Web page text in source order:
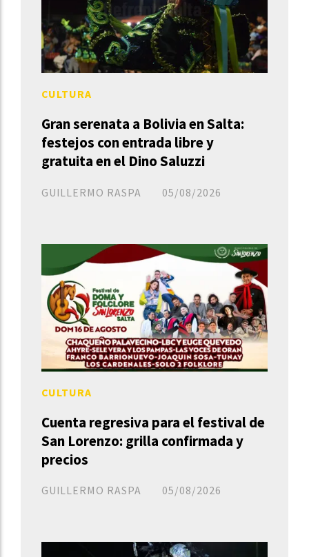
Gran serenata a Bolivia en Salta:
festejos con entrada libre y
gratuita en el Dino Saluzzi
GUILLERMO RASPA
CULTURA
05/08/2026
Cuenta regresiva para el festival de
San Lorenzo: grilla confirmada y
precios
GUILLERMO RASPA
CULTURA
05/08/2026